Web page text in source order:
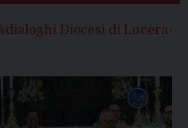
Diocesi di Lucera-